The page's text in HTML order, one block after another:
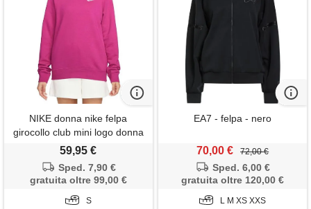
NIKE donna nike felpa
girocollo club mini logo donna
59,95 €
Sped. 7,90 €
gratuita oltre 99,00 €
S
EA7 - felpa - nero
70,00 € 72,00 €
Sped. 6,00 €
gratuita oltre 120,00 €
L M XS XXS